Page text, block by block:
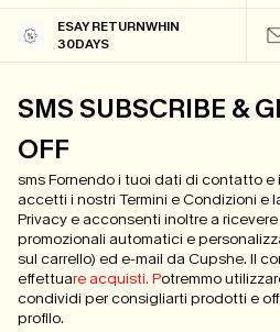
ESAY RETURNWHIN
30DAYS
SMS SUBSCRIBE &
OFF
sms Fornendo i tuoi dati di contatto
accetti i nostri Termini e Condizioni e
Privacy e acconsenti inoltre a
promozionali automatici e
sul carrello) ed e-mail da Cupshe. Il
effettuare acquisti. Potremmo
condividi per consigliarti prodotti e
profilo.